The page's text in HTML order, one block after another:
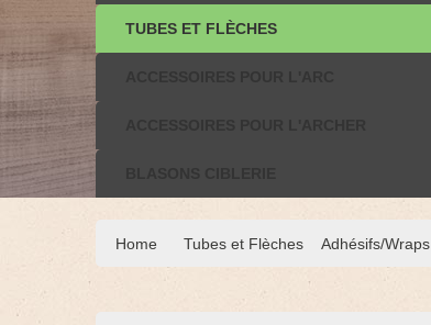
TUBES ET FLÈCHES
Home Tubes et Flèches Adhésifs/Wraps